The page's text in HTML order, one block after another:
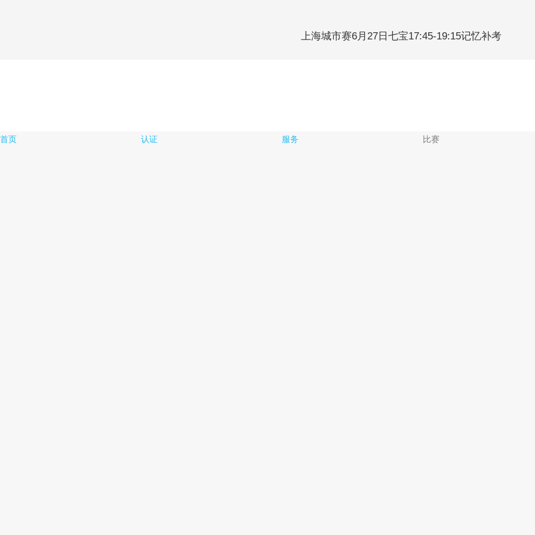
上海城市赛6月27日七宝17:45-19:15记忆补考
首页 认证 服务 比赛